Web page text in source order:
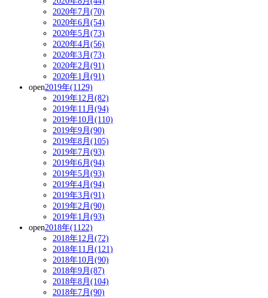
2020年7月(70)
2020年6月(54)
2020年5月(73)
2020年4月(56)
2020年3月(73)
2020年2月(91)
2020年1月(91)
open2019年(1129)
2019年12月(82)
2019年11月(94)
2019年10月(110)
2019年9月(90)
2019年8月(105)
2019年7月(93)
2019年6月(94)
2019年5月(93)
2019年4月(94)
2019年3月(91)
2019年2月(90)
2019年1月(93)
open2018年(1122)
2018年12月(72)
2018年11月(121)
2018年10月(90)
2018年9月(87)
2018年8月(104)
2018年7月(90)